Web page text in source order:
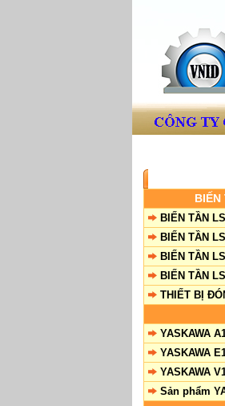
BIẾN
BIẾN TẦN
BIẾN TẦN
BIẾN TẦN
BIẾN TẦN
THIẾT BỊ
YASKAWA
YASKAWA
YASKAWA
Sản phẩm